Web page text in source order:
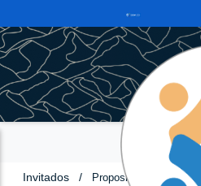
Invitados / Proposición de Citación